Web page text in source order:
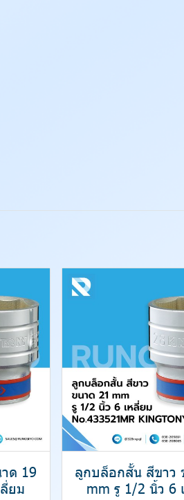
ด 19
ยม
ลูกบล็อกสั้น สีขาว
mm รู 1/2 นิ้ว 6